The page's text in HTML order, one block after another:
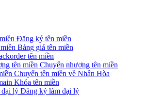
Đăng ký tên miền
Bảng giá tên miền
tên miền
Chuyển nhượng tên miền
Chuyển tên miền về Nhân Hòa
Khóa tên miền
Đăng ký làm đại lý